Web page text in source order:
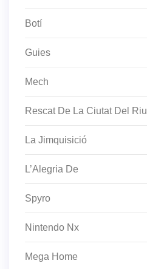
Botí
Guies
Mech
Rescat De La Ciutat Del Riu
La Jimquisició
L’Alegria De
Spyro
Nintendo Nx
Mega Home